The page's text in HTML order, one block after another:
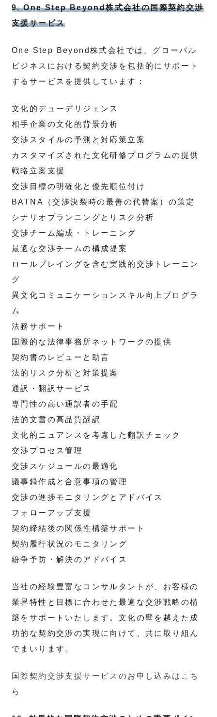
9. One Step Beyond株式会社の国際契約交渉
支援サービス
One Step Beyond株式会社では、グローバル
ビジネスにおける契約交渉を包括的にサポート
するサービスを提供しています：
文化的デューデリジェンス
相手企業の文化的背景分析
交渉スタイルの予測と対応策立案
カスタマイズされた文化研修プログラムの提供
戦略立案支援
交渉目標の明確化と優先順位付け
BATNA（交渉決裂時の最善の代替案）の策定
シナリオプランニングとリスク分析
交渉チーム編成・トレーニング
最適な交渉チームの構成提案
ロールプレイングを含む実践的交渉トレーニン
グ
異文化コミュニケーションスキル向上プログラ
ム
法務サポート
国際的な法律事務所ネットワークの提供
契約書のレビューと助言
法的リスク分析と対策提案
通訳・翻訳サービス
専門性の高い通訳者の手配
法的文書の高品質翻訳
文化的ニュアンスを考慮した翻訳チェック
交渉プロセス管理
交渉スケジュールの最適化
議事録作成と合意事項の管理
交渉の進捗モニタリングとアドバイス
フォローアップ支援
契約締結後の関係性構築サポート
契約履行状況のモニタリング
紛争予防・解決のアドバイス
当社の経験豊富なコンサルタントが、お客様の
業界特性と目標に合わせた最適な交渉戦略の構
築をサポートいたします。文化の壁を越えた成
功的な契約交渉の実現に向けて、共に取り組ん
でまいります。
国際契約交渉支援サービスのお申し込みはこち
ら